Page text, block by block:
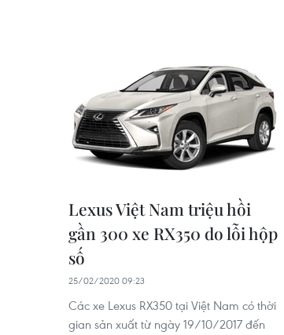
Lexus Việt Nam triệu hồi
gần 300 xe RX350 do lỗi hộp
số
25/02/2020 09:23
Các xe Lexus RX350 tại Việt Nam có thời
gian sản xuất từ ngày 19/10/2017 đến